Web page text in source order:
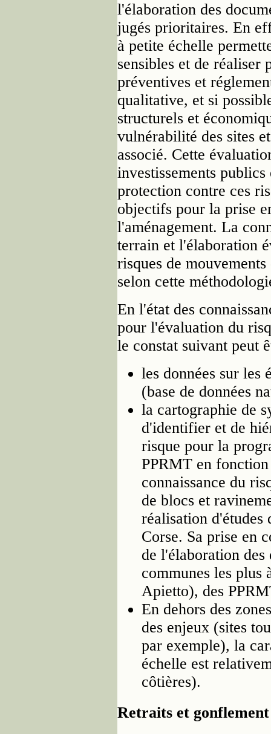
l'élaboration des
jugés prioritaires. En
à petite échelle
sensibles et de réaliser
préventives et
qualitative, et si
structurels et
vulnérabilité des sites
associé. Cette
investissements
protection contre ces
objectifs pour la prise
l'aménagement. La
terrain et l'élaboration
risques de
selon cette
En l'état des
pour l'évaluation du
le constat suivant peut
les données sur les
(base de données
la cartographie de
d'identifier et de
risque pour la
PPRMT en
connaissance du
de blocs et
réalisation d'études
Corse. Sa prise en
de l'élaboration des
communes les
Apietto), des
En dehors des
des enjeux (sites
par exemple), la
échelle est
côtières).
Retraits et